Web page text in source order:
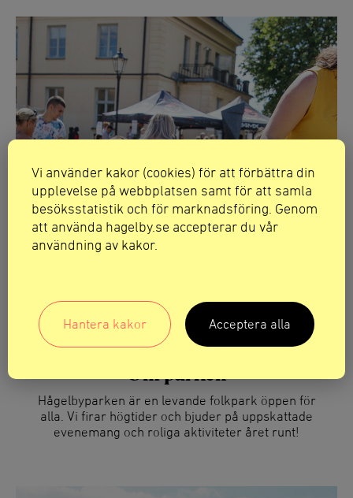
Om parken
Hågelbyparken är en levande folkpark öppen för
alla. Vi firar högtider och bjuder på uppskattade
evenemang och roliga aktiviteter året runt!
Vi använder kakor (cookies) för att förbättra din
upplevelse på webbplatsen samt för att samla
besöksstatistik och för marknadsföring. Genom
att använda hagelby.se accepterar du vår
användning av kakor.
Hantera kakor Acceptera alla